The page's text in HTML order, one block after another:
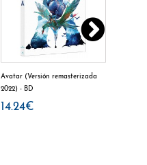
Avatar (Versión remasterizada
2022) - BD
14.24€